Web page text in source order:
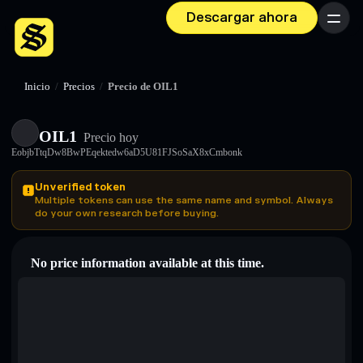
Descargar ahora Menú
Inicio / Precios / Precio de OIL1
OIL1 Precio hoy
EobjbTtqDw8BwPEqektedw6aD5U81FJSoSaX8xCmbonk
Unverified token
Multiple tokens can use the same name and symbol. Always
do your own research before buying.
No price information available at this time.